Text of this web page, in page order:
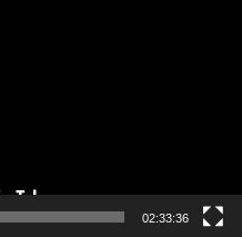
02:33:36